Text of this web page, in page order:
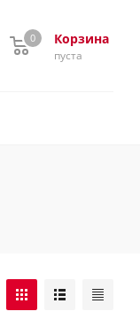
Корзина
0
пуста
0